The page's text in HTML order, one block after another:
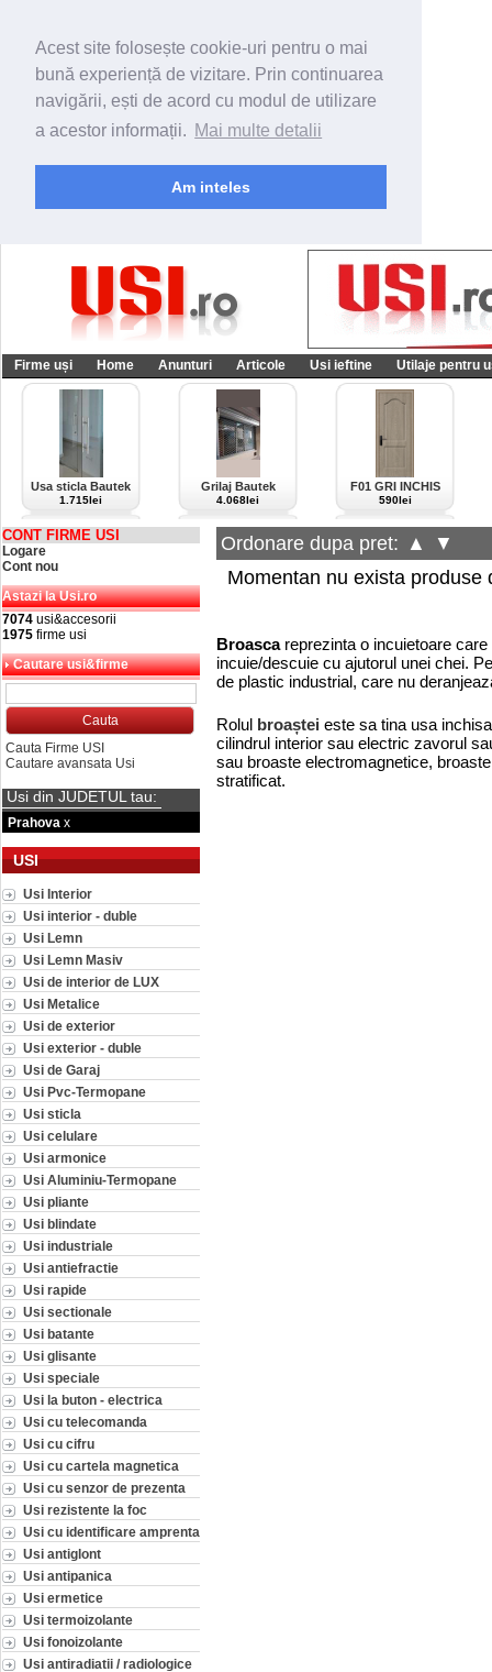
Acest site folosește cookie-uri pentru o mai
bună experiență de vizitare. Prin continuarea
navigării, ești de acord cu modul de utilizare
a acestor informații. Mai multe detalii
Am inteles
Firme uși Home Anunturi Articole Usi ieftine Utilaje pentru
Usa sticla Bautek
1.715lei
Grilaj Bautek
4.068lei
F01 GRI INCHIS
590lei
CONT FIRME USI
Logare
Cont nou
Astazi la Usi.ro
7074 usi&accesorii
1975 firme usi
Cautare usi&firme
Cauta Firme USI
Cautare avansata Usi
Usi din JUDETUL tau:
Prahova x
USI
Usi Interior
Usi interior - duble
Usi Lemn
Usi Lemn Masiv
Usi de interior de LUX
Usi Metalice
Usi de exterior
Usi exterior - duble
Usi de Garaj
Usi Pvc-Termopane
Usi sticla
Usi celulare
Usi armonice
Usi Aluminiu-Termopane
Usi pliante
Usi blindate
Usi industriale
Usi antiefractie
Usi rapide
Usi sectionale
Usi batante
Usi glisante
Usi speciale
Usi la buton - electrica
Usi cu telecomanda
Usi cu cifru
Usi cu cartela magnetica
Usi cu senzor de prezenta
Usi rezistente la foc
Usi cu identificare amprenta
Usi antiglont
Usi antipanica
Usi ermetice
Usi termoizolante
Usi fonoizolante
Usi antiradiatii / radiologice
Ordonare dupa pret: ▲
▼
Momentan nu exista produse
Broascareprezinta o incuietoare
incuie/descuie cu ajutorul unei chei.
de plastic industrial, care nu
Rolul broaștei este sa tina usa
cilindrul interior sau electric zavorul
sau broaste electromagnetice,
stratificat.